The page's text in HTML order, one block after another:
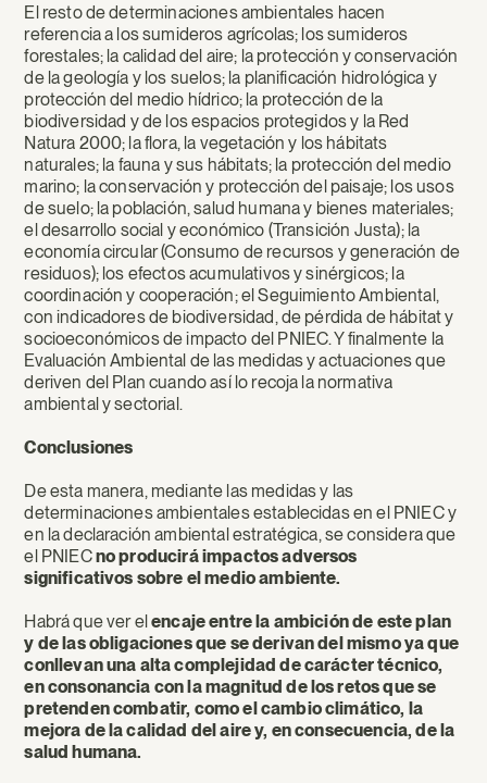
El resto de determinaciones ambientales hacen
referencia a los sumideros agrícolas; los sumideros
forestales; la calidad del aire; la protección y conservación
de la geología y los suelos; la planificación hidrológica y
protección del medio hídrico; la protección de la
biodiversidad y de los espacios protegidos y la Red
Natura 2000; la flora, la vegetación y los hábitats
naturales; la fauna y sus hábitats; la protección del medio
marino; la conservación y protección del paisaje; los usos
de suelo; la población, salud humana y bienes materiales;
el desarrollo social y económico (Transición Justa); la
economía circular (Consumo de recursos y generación de
residuos); los efectos acumulativos y sinérgicos; la
coordinación y cooperación; el Seguimiento Ambiental,
con indicadores de biodiversidad, de pérdida de hábitat y
socioeconómicos de impacto del PNIEC. Y finalmente la
Evaluación Ambiental de las medidas y actuaciones que
deriven del Plan cuando así lo recoja la normativa
ambiental y sectorial.
Conclusiones
De esta manera, mediante las medidas y las
determinaciones ambientales establecidas en el PNIEC y
en la declaración ambiental estratégica, se considera que
el PNIECno producirá impactos adversos
significativos sobre el medio ambiente.
Habrá que ver elencaje entre la ambición de este plan
y de las obligaciones que se derivan del mismo ya que
conllevan una alta complejidad de carácter técnico,
en consonancia con la magnitud de los retos que se
pretenden combatir, como el cambio climático, la
mejora de la calidad del aire y, en consecuencia, de la
salud humana.